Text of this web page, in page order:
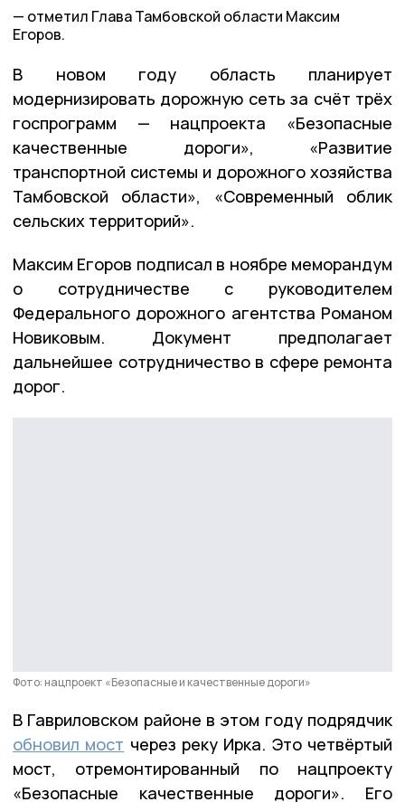
отметил Глава Тамбовской области Максим
Егоров.
В новом году область планирует
модернизировать дорожную сеть за счёт трёх
госпрограмм — нацпроекта «Безопасные
качественные дороги», «Развитие
транспортной системы и дорожного хозяйства
Тамбовской области», «Современный облик
сельских территорий».
Максим Егоров подписал в ноябре меморандум
о сотрудничестве с руководителем
Федерального дорожного агентства Романом
Новиковым. Документ предполагает
дальнейшее сотрудничество в сфере ремонта
дорог.
Фото: нацпроект «Безопасные и качественные дороги»
В Гавриловском районе в этом году подрядчик
обновил мост через реку Ирка. Это четвёртый
мост, отремонтированный по нацпроекту
«Безопасные качественные дороги». Его